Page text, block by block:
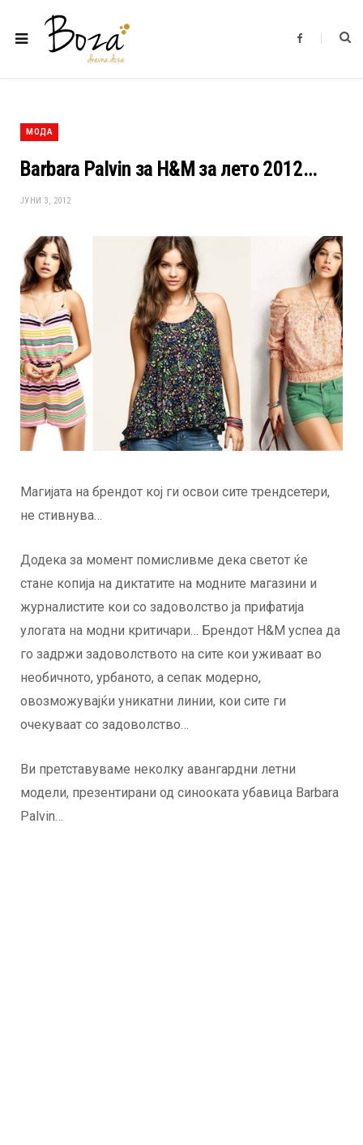
F
b
МОДА
Barbara Palvin за H&M за лето 2012…
ЈУНИ 3, 2012
Магијата на брендот кој ги освои сите трендсетери,
не стивнува…
Додека за момент помисливме дека светот ќе
стане копија на диктатите на модните магазини и
журналистите кои со задоволство ја прифатија
улогата на модни критичари… Брендот H&M успеа да
го задржи задоволството на сите кои уживаат во
необичното, урбаното, а сепак модерно,
овозможувајќи уникатни линии, кои сите ги
очекуваат со задоволство…
Ви претставуваме неколку авангардни летни
модели, презентирани од синооката убавица Barbara
Palvin…